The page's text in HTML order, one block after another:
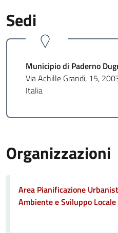
Sedi
Municipio di Paderno
Via Achille Grandi, 15,
Italia
Organizzazioni
Area Pianificazione
Ambiente e Sviluppo Locale